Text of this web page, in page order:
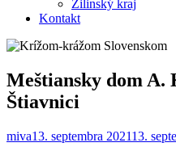
Žilinský kraj
Kontakt
Meštiansky dom A.
Štiavnici
miva13. septembra 202113.